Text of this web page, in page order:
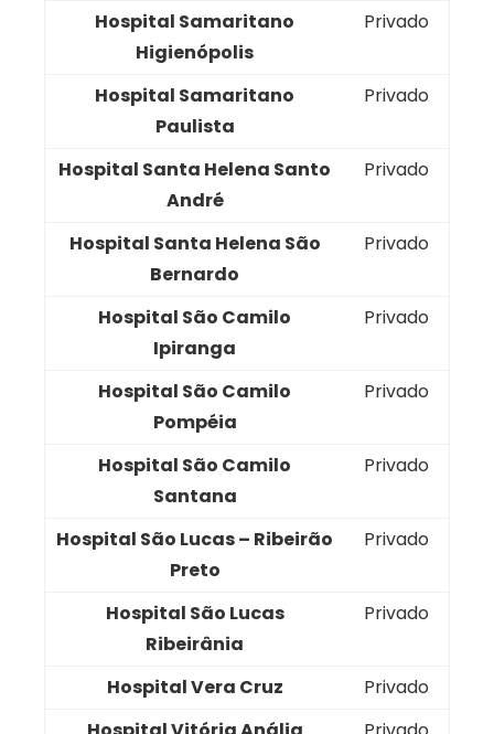
Hospital Samaritano
Higienópolis
Privado
Hospital Samaritano
Paulista
Privado
Hospital Santa Helena Santo
André
Privado
Hospital Santa Helena São
Bernardo
Privado
Hospital São Camilo
Ipiranga
Privado
Hospital São Camilo
Pompéia
Privado
Hospital São Camilo
Santana
Privado
Hospital São Lucas – Ribeirão
Preto
Privado
Hospital São Lucas
Ribeirânia
Privado
Hospital Vera Cruz
Privado